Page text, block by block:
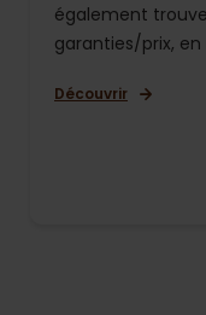
également
garanties/prix,
Découvrir